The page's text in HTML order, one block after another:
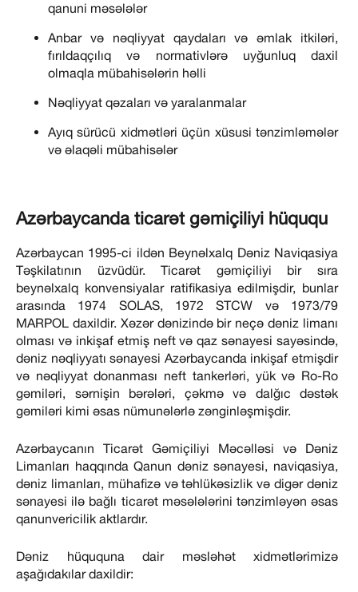
qanuni məsələlər
Anbar və nəqliyyat qaydaları və əmlak itkiləri,
fırıldaqçılıq və normativlərə uyğunluq daxil
olmaqla mübahisələrin həlli
Nəqliyyat qəzaları və yaralanmalar
Ayıq sürücü xidmətləri üçün xüsusi tənzimləmələr
və əlaqəli mübahisələr
Azərbaycanda ticarət gəmiçiliyi hüququ
Azərbaycan 1995-ci ildən Beynəlxalq Dəniz Naviqasiya
Təşkilatının üzvüdür. Ticarət gəmiçiliyi bir sıra
beynəlxalq konvensiyalar ratifikasiya edilmişdir, bunlar
arasında 1974 SOLAS, 1972 STCW və 1973/79
MARPOL daxildir. Xəzər dənizində bir neçə dəniz limanı
olması və inkişaf etmiş neft və qaz sənayesi sayəsində,
dəniz nəqliyyatı sənayesi Azərbaycanda inkişaf etmişdir
və nəqliyyat donanması neft tankerləri, yük və Ro-Ro
gəmiləri, sərnişin bərələri, çəkmə və dalğıc dəstək
gəmiləri kimi əsas nümunələrlə zənginləşmişdir.
Azərbaycanın Ticarət Gəmiçiliyi Məcəlləsi və Dəniz
Limanları haqqında Qanun dəniz sənayesi, naviqasiya,
dəniz limanları, mühafizə və təhlükəsizlik və digər dəniz
sənayesi ilə bağlı ticarət məsələlərini tənzimləyən əsas
qanunvericilik aktlardır.
Dəniz hüququna dair məsləhət xidmətlərimizə
aşağıdakılar daxildir: